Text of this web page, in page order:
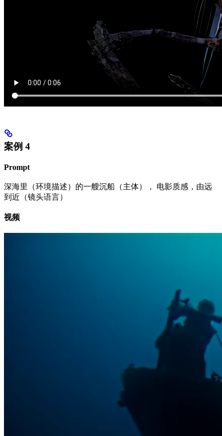
案例 4
Prompt
深海里（环境描述）的一艘沉船（主体）， 电影质感，由远
到近（镜头语言）
视频